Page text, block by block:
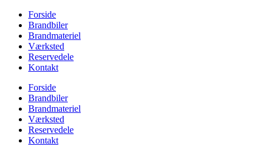
Forside
Brandbiler
Brandmateriel
Værksted
Reservedele
Kontakt
Forside
Brandbiler
Brandmateriel
Værksted
Reservedele
Kontakt